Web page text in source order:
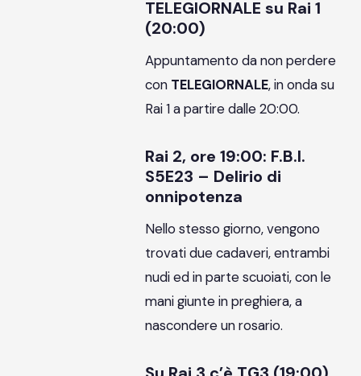
TELEGIORNALE su Rai 1
(20:00)
Appuntamento da non perdere
con TELEGIORNALE, in onda su
Rai 1 a partire dalle 20:00.
Rai 2, ore 19:00: F.B.I.
S5E23 – Delirio di
onnipotenza
Nello stesso giorno, vengono
trovati due cadaveri, entrambi
nudi ed in parte scuoiati, con le
mani giunte in preghiera, a
nascondere un rosario.